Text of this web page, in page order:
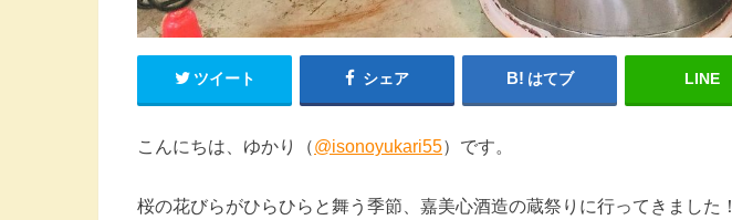
ツイート シェア はてブ LINE
こんにちは、ゆかり（@isonoyukari55）です。
桜の花びらがひらひらと舞う季節、嘉美心酒造の蔵祭りに行ってきました！